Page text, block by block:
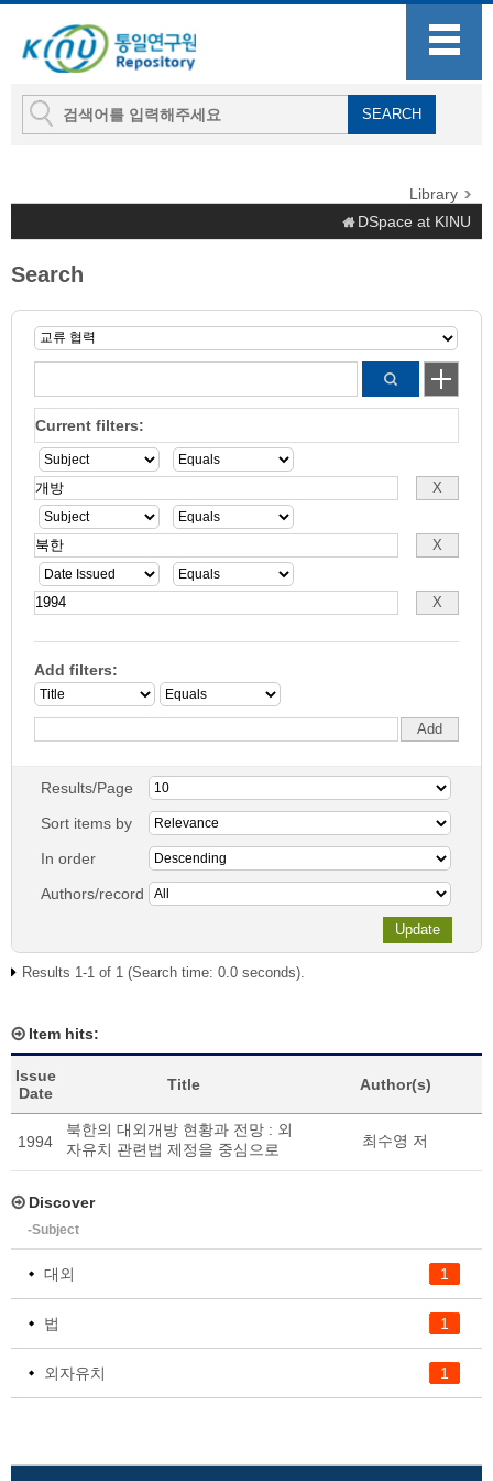
Library
DSpace at KINU
Search
Current filters:
Add filters:
Results/Page
Sort items by
In order
Authors/record
Results 1-1 of 1 (Search time: 0.0 seconds).
Item hits:
Issue
Date
Title Author(s)
1994
북한의 대외개방 현황과 전망 : 외
자유치 관련법 제정을 중심으로
최수영 저
Discover
-Subject
1
대외
1
법
1
외자유치